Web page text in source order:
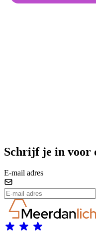
Schrijf je in voor
E-mail adres